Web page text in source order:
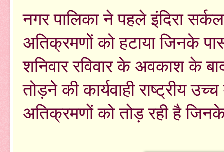
नगर पालिका ने पहले इंदिरा
अतिक्रमणों को हटाया जिनके
शनिवार रविवार के अवकाश के
तोड़ने की कार्यवाही राष्ट्रीय
अतिक्रमणों को तोड़ रही है